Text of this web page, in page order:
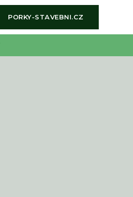
PORKY-STAVEBNI.CZ